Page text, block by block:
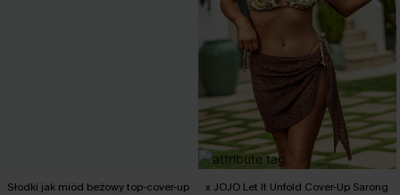
Słodki jak miód beżowy top-cover-up x JOJO Let It Unfold Cover-Up Sarong